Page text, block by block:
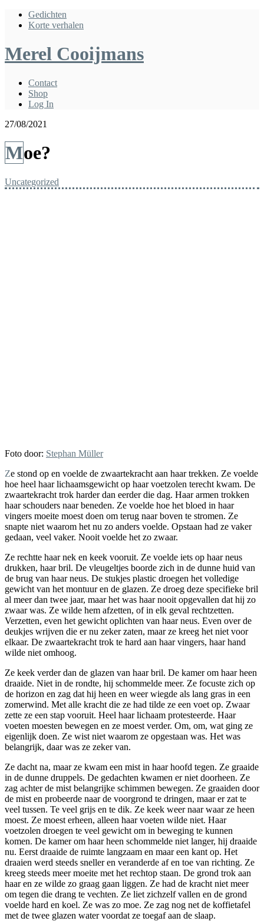
Gedichten
Korte verhalen
Merel Cooijmans
Contact
Shop
Log In
27/08/2021
Moe?
Uncategorized
Foto door: Stephan Müller
Ze stond op en voelde de zwaartekracht aan haar trekken. Ze voelde
hoe heel haar lichaamsgewicht op haar voetzolen terecht kwam. De
zwaartekracht trok harder dan eerder die dag. Haar armen trokken
haar schouders naar beneden. Ze voelde hoe het bloed in haar
vingers moeite moest doen om terug naar boven te stromen. Ze
snapte niet waarom het nu zo anders voelde. Opstaan had ze vaker
gedaan, veel vaker. Nooit voelde het zo zwaar.
Ze rechtte haar nek en keek vooruit. Ze voelde iets op haar neus
drukken, haar bril. De vleugeltjes boorde zich in de dunne huid van
de brug van haar neus. De stukjes plastic droegen het volledige
gewicht van het montuur en de glazen. Ze droeg deze specifieke bril
al meer dan twee jaar, maar het was haar nooit opgevallen dat hij zo
zwaar was. Ze wilde hem afzetten, of in elk geval rechtzetten.
Verzetten, even het gewicht oplichten van haar neus. Even over de
deukjes wrijven die er nu zeker zaten, maar ze kreeg het niet voor
elkaar. De zwaartekracht trok te hard aan haar vingers, haar hand
wilde niet omhoog.
Ze keek verder dan de glazen van haar bril. De kamer om haar heen
draaide. Niet in de rondte, hij schommelde meer. Ze focuste zich op
de horizon en zag dat hij heen en weer wiegde als lang gras in een
zomerwind. Met alle kracht die ze had tilde ze een voet op. Zwaar
zette ze een stap vooruit. Heel haar lichaam protesteerde. Haar
voeten moesten bewegen en ze moest verder. Om, om, wat ging ze
eigenlijk doen. Ze wist niet waarom ze opgestaan was. Het was
belangrijk, daar was ze zeker van.
Ze dacht na, maar ze kwam een mist in haar hoofd tegen. Ze graaide
in de dunne druppels. De gedachten kwamen er niet doorheen. Ze
zag achter de mist belangrijke schimmen bewegen. Ze graaiden door
de mist en probeerde naar de voorgrond te dringen, maar er zat te
veel tussen. Te veel grijs en te dik. Ze keek weer naar waar ze heen
moest. Ze moest erheen, alleen haar voeten wilde niet. Haar
voetzolen droegen te veel gewicht om in beweging te kunnen
komen. De kamer om haar heen schommelde niet langer, hij draaide
nu. Eerst draaide de ruimte langzaam en maar een kant op. Het
draaien werd steeds sneller en veranderde af en toe van richting. Ze
kreeg steeds meer moeite met het rechtop staan. De grond trok aan
haar en ze wilde zo graag gaan liggen. Ze had de kracht niet meer
om tegen die drang te vechten. Ze liet zichzelf vallen en de grond
voelde hard en koel. Ze was zo moe. Ze zag nog net de koffietafel
met de twee glazen water voordat ze toegaf aan de slaap.